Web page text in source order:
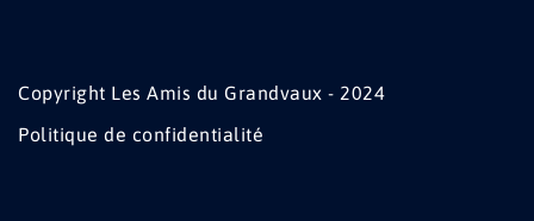
Copyright Les Amis du Grandvaux - 2024
Politique de confidentialité